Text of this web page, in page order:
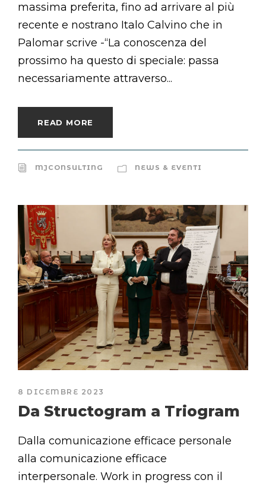
massima preferita, fino ad arrivare al più
recente e nostrano Italo Calvino che in
Palomar scrive -“La conoscenza del
prossimo ha questo di speciale: passa
necessariamente attraverso...
READ MORE
MJCONSULTING NEWS & EVENTI
8 DICEMBRE 2023
Da Structogram a Triogram
Dalla comunicazione efficace personale
alla comunicazione efficace
interpersonale. Work in progress con il